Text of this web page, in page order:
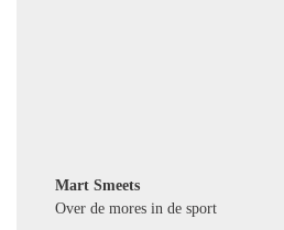
Mart Smeets
Over de mores in de sport